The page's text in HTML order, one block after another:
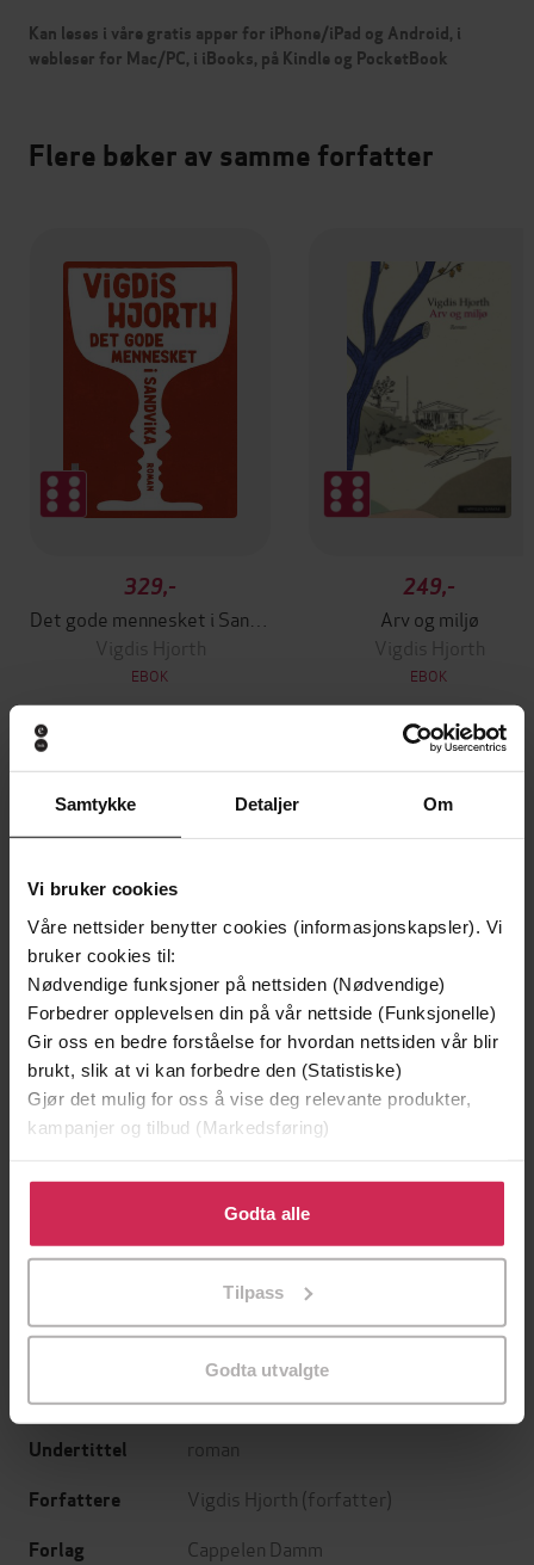
Samtykke Detaljer Om
Vi bruker cookies
Våre nettsider benytter cookies (informasjonskapsler). Vi
bruker cookies til:
Nødvendige funksjoner på nettsiden (Nødvendige)
Forbedrer opplevelsen din på vår nettside (Funksjonelle)
Gir oss en bedre forståelse for hvordan nettsiden vår blir
brukt, slik at vi kan forbedre den (Statistiske)
Gjør det mulig for oss å vise deg relevante produkter,
kampanjer og tilbud (Markedsføring)
Klikk på «Godta alle» for å gi oss ditt samtykke til å
bruke cookies for alle disse formålene. Du kan også
tilpasse ditt samtykke til spesifikke formål ved å klikke
Godta alle
Tilpass
Godta utvalgte
Kan leses i våre gratis apper for iPhone/iPad og Android, i
webleser for Mac/PC, i iBooks, på Kindle og PocketBook
Flere bøker av samme forfatter
329,-
Vigdis Hjorth
EBOK
249,-
Arv og miljø
Vigdis Hjorth
EBOK
Andre har også kjøpt
Historia om det tapte barnet
Undertittel roman
Forfattere Vigdis Hjorth (forfatter)
Forlag Cappelen Damm